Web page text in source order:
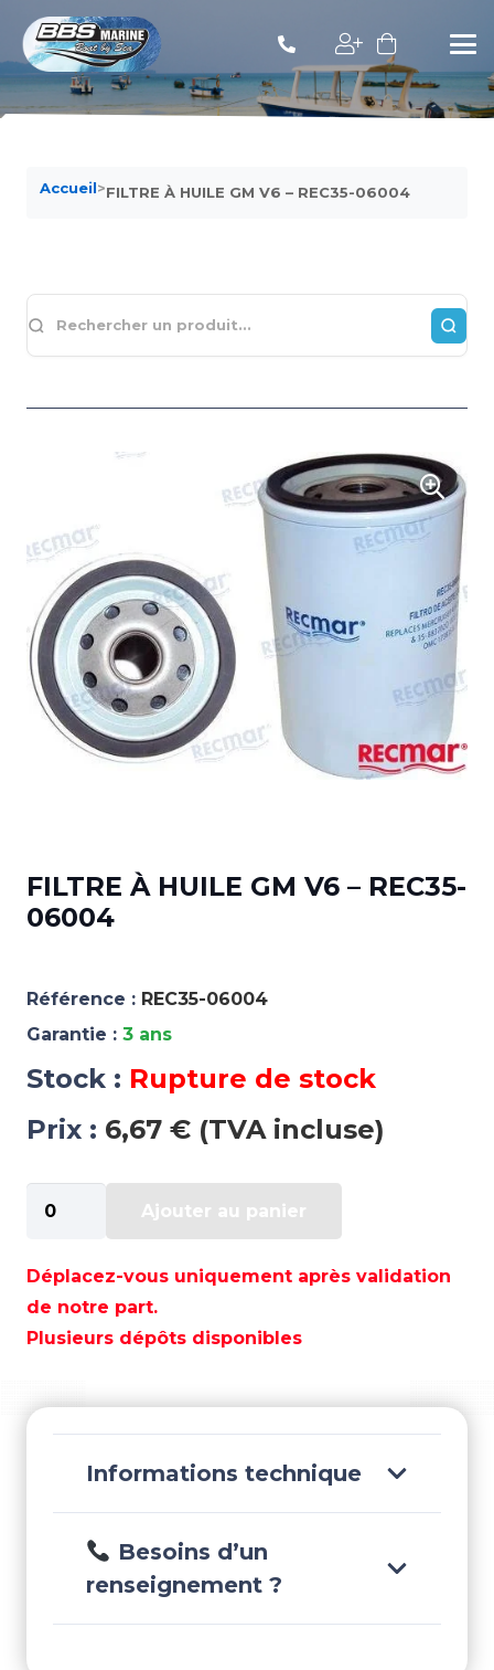
Accueil>FILTRE À HUILE GM V6 – REC35-06004
FILTRE À HUILE GM V6 – REC35-
06004
Référence : REC35-06004
Garantie : 3 ans
Stock : Rupture de stock
Prix : 6,67 € (TVA incluse)
de
À
HUILE
GM
REC35-
06004
Ajouter au panier
Déplacez-vous uniquement après validation
de notre part.
Plusieurs dépôts disponibles
Informations technique
Besoins d’un
renseignement ?